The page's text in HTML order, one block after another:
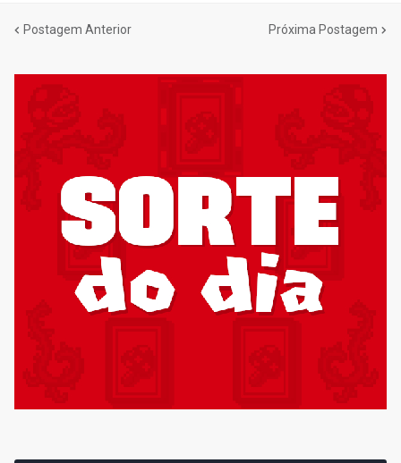
Postagem Anterior Próxima Postagem